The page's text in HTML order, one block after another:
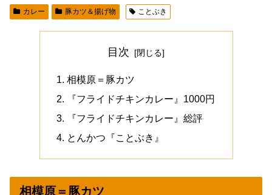
カレー 豚カツ＆揚げ物 ことぶき
目次
相模原＝豚カツ
『フライドチキンカレー』1000円
『フライドチキンカレー』総評
とんかつ『ことぶき』
相模原＝豚カツ